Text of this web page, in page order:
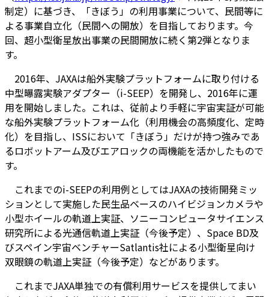
制定）に基づき、「きぼう」の利用事業について、民間等に
よる事業自立化（民間への開放）を目指しております。今
回、超小型衛星放出事業の民間開放に続く第2弾となりま
す。
2016年、JAXAは船外実験プラットフォームに取り付ける
中型曝露実験アダプター（i-SEEP）を開発し、2016年に運
用を開始しました。これは、従前より手軽に宇宙実証が可能
な船外実験プラットフォーム化（利用機会の高頻度化、定時
化）を目指し、ISSにおいて「きぼう」だけが持つ強みであ
るロボットアーム及びエアロックの両機能を活かしたもので
す。
これまでのi-SEEPの利用例としてはJAXAの技術開発ミッ
ションとして実施した民生品ベースのハイビジョンカメラや
小型ホイールの軌道上実証、ソニーコンピュータサイエンス
研究所による光通信軌道上実証（今後予定）、Space BD及
びスペイン宇宙ベンチャーSatlantis社による小型衛星向け
双眼鏡の軌道上実証（今後予定）などがあります。
これまでJAXA単独での有償利用サービスを提供してまい